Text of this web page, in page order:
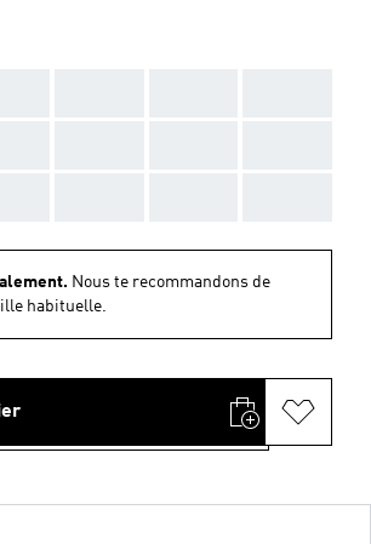
Nous te recommandons de
habituelle.